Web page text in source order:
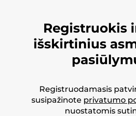
Registruokis
išskirtinius
Registruodamasis
susipažinote privatumo
nuostatomis